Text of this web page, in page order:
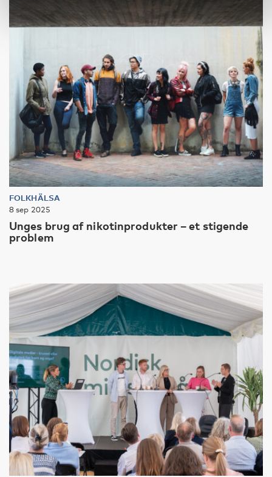
FOLKHÄLSA
8 sep 2025
Unges brug af nikotinprodukter – et stigende
problem